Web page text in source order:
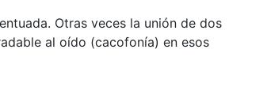
Otras veces la unión de dos
al oído (cacofonía) en esos